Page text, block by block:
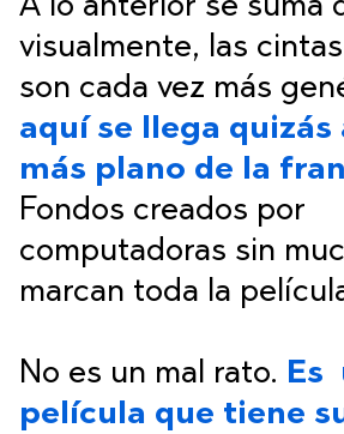
A lo anterior se suma
visualmente, las
son cada vez más
aquí se llega quizás
más plano de la
Fondos creados por
computadoras sin
marcan toda la
No es un mal rato. Es
película que tiene